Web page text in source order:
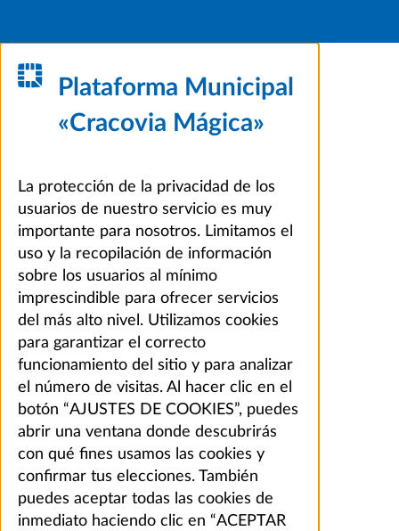
Plataforma Municipal
«Cracovia Mágica»
La protección de la privacidad de los
usuarios de nuestro servicio es muy
importante para nosotros. Limitamos el
uso y la recopilación de información
sobre los usuarios al mínimo
imprescindible para ofrecer servicios
del más alto nivel. Utilizamos cookies
para garantizar el correcto
funcionamiento del sitio y para analizar
el número de visitas. Al hacer clic en el
botón “AJUSTES DE COOKIES”, puedes
abrir una ventana donde descubrirás
con qué fines usamos las cookies y
confirmar tus elecciones. También
puedes aceptar todas las cookies de
inmediato haciendo clic en “ACEPTAR